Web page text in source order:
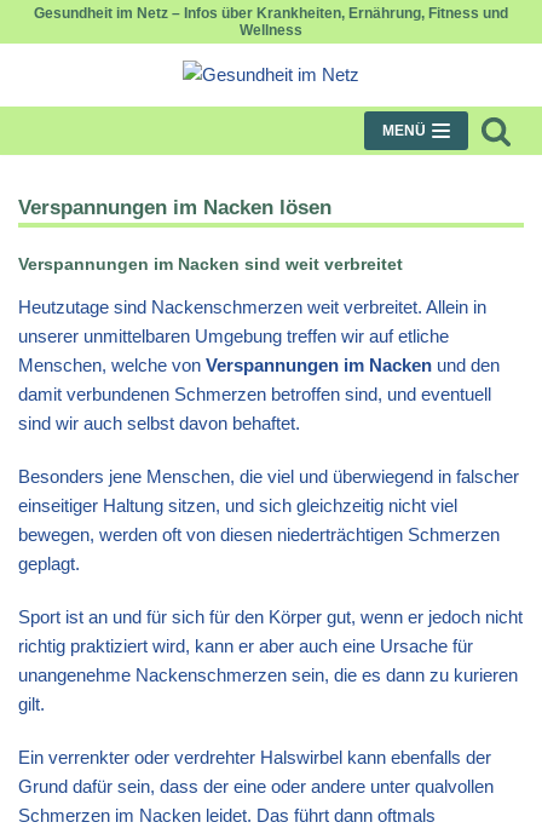
Gesundheit im Netz – Infos über Krankheiten, Ernährung, Fitness und
Wellness
MENÜ
Verspannungen im Nacken lösen
Verspannungen im Nacken sind weit verbreitet
Heutzutage sind Nackenschmerzen weit verbreitet. Allein in
unserer unmittelbaren Umgebung treffen wir auf etliche
Menschen, welche von Verspannungen im Nacken und den
damit verbundenen Schmerzen betroffen sind, und eventuell
sind wir auch selbst davon behaftet.
Besonders jene Menschen, die viel und überwiegend in falscher
einseitiger Haltung sitzen, und sich gleichzeitig nicht viel
bewegen, werden oft von diesen niederträchtigen Schmerzen
geplagt.
Sport ist an und für sich für den Körper gut, wenn er jedoch nicht
richtig praktiziert wird, kann er aber auch eine Ursache für
unangenehme Nackenschmerzen sein, die es dann zu kurieren
gilt.
Ein verrenkter oder verdrehter Halswirbel kann ebenfalls der
Grund dafür sein, dass der eine oder andere unter qualvollen
Schmerzen im Nacken leidet. Das führt dann oftmals